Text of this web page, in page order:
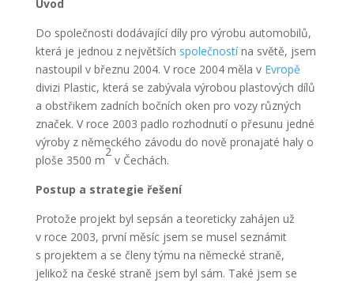
Úvod
Do společnosti dodávající díly pro výrobu automobilů,
která je jednou z největších společnostína světě, jsem
nastoupil v březnu 2004. V roce 2004 měla vEvropě
divizi Plastic, která se zabývala výrobou plastových dílů
a obstřikem zadních bočních oken pro vozy různých
značek. V roce 2003 padlo rozhodnutí o přesunu jedné
výroby z německého závodu do nově pronajaté haly o
ploše 3500 m
2
v Čechách.
Postup a strategie řešení
Protože projekt byl sepsán a teoreticky zahájen už
v roce 2003, první měsíc jsem se musel seznámit
s projektem a se členy týmu na německé straně,
jelikož na české straně jsem byl sám. Také jsem se